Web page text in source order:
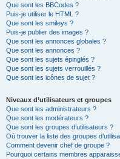
Que sont les BBCodes ?
Puis-je utiliser le HTML ?
Que sont les smileys ?
Puis-je publier des images ?
Que sont les annonces globales ?
Que sont les annonces ?
Que sont les sujets épinglés ?
Que sont les sujets verrouillés ?
Que sont les icônes de sujet ?
Niveaux d’utilisateurs et groupes
Que sont les administrateurs ?
Que sont les modérateurs ?
Que sont les groupes d’utilisateurs ?
Où trouver la liste des groupes
Comment devenir chef de groupe ?
Pourquoi certains membres